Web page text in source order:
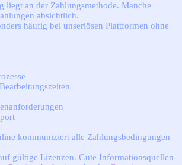
liegt an der Zahlungsmethode. Manche
absichtlich.
häufig bei unseriösen Plattformen ohne
kommuniziert alle Zahlungsbedingungen
gültige Lizenzen. Gute Informationsquellen